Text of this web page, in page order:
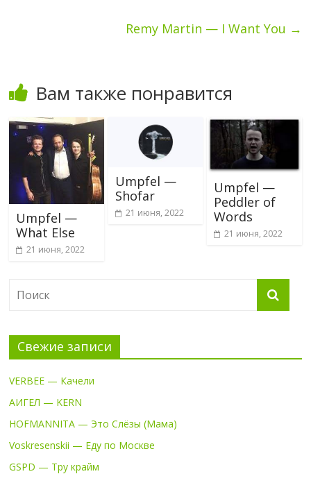
Remy Martin — I Want You →
Вам также понравится
Umpfel —
What Else
21 июня, 2022
Umpfel —
Shofar
21 июня, 2022
Umpfel —
Peddler of
Words
21 июня, 2022
Свежие записи
VERBEE — Качели
АИГЕЛ — KERN
HOFMANNITA — Это Слёзы (Мама)
Voskresenskii — Еду по Москве
GSPD — Тру крайм